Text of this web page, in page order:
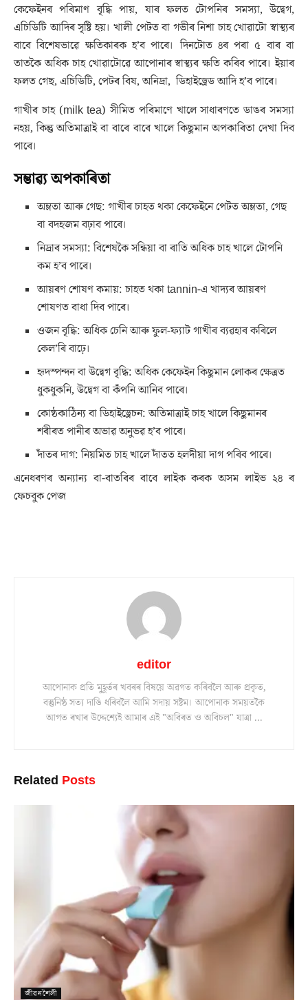
কেফেইনৰ পৰিমাণ বৃদ্ধি পায়, যাৰ ফলত টোপনিৰ সমস্যা, উদ্বেগ,
এচিডিটি আদিৰ সৃষ্টি হয়। খালী পেটত বা গভীৰ নিশা চাহ খোৱাটো স্বাস্থ্যৰ
বাবে বিশেষভাৱে ক্ষতিকাৰক হ’ব পাৰে। দিনটোত ৪ৰ পৰা ৫ বাৰ বা
তাতকৈ অধিক চাহ খোৱাটোৱে আপোনাৰ স্বাস্থ্যৰ ক্ষতি কৰিব পাৰে। ইয়াৰ
ফলত গেছ, এচিডিটি, পেটৰ বিষ, অনিদ্ৰা, ডিহাইড্ৰেড আদি হ’ব পাৰে।
গাখীৰ চাহ (milk tea) সীমিত পৰিমাণে খালে সাধাৰণতে ডাঙৰ সমস্যা
নহয়, কিন্তু অতিমাত্ৰাই বা বাৰে বাৰে খালে কিছুমান অপকাৰিতা দেখা দিব
পাৰে।
সম্ভাৱ্য অপকাৰিতা
অম্লতা আৰু গেছ: গাখীৰ চাহত থকা কেফেইনে পেটত অম্লতা, গেছ
বা বদহজম বঢ়াব পাৰে।
নিদ্ৰাৰ সমস্যা: বিশেষকৈ সন্ধিয়া বা ৰাতি অধিক চাহ খালে টোপনি
কম হ’ব পাৰে।
আয়ৰণ শোষণ কমায়: চাহত থকা tannin-এ খাদ্যৰ আয়ৰণ
শোষণত বাধা দিব পাৰে।
ওজন বৃদ্ধি: অধিক চেনি আৰু ফুল-ফ্যাট গাখীৰ ব্যৱহাৰ কৰিলে
কেল’ৰি বাঢ়ে।
হৃদস্পন্দন বা উদ্বেগ বৃদ্ধি: অধিক কেফেইন কিছুমান লোকৰ ক্ষেত্ৰত
ধুকধুকনি, উদ্বেগ বা কঁপনি আনিব পাৰে।
কোষ্ঠকাঠিন্য বা ডিহাইড্ৰেচন: অতিমাত্ৰাই চাহ খালে কিছুমানৰ
শৰীৰত পানীৰ অভাৱ অনুভৱ হ’ব পাৰে।
দাঁতৰ দাগ: নিয়মিত চাহ খালে দাঁতত হলদীয়া দাগ পৰিব পাৰে।
এনেধৰণৰ অন্যান্য বা-বাতৰিৰ বাবে লাইক কৰক অসম লাইভ ২৪ ৰ
ফেচবুক পেজ
editor
আপোনাক প্ৰতি মুহূৰ্তৰ খবৰৰ বিষয়ে অৱগত কৰিবলৈ আৰু প্ৰকৃত,
বস্তুনিষ্ঠ সত্য দাঙি ধৰিবলৈ আমি সদায় সষ্টম। আপোনাক সময়তকৈ
আগত ৰখাৰ উদ্দেশ্যেই আমাৰ এই "অবিৰত ও অবিচল" যাত্ৰা ...
Related Posts
জীৱনশৈলী